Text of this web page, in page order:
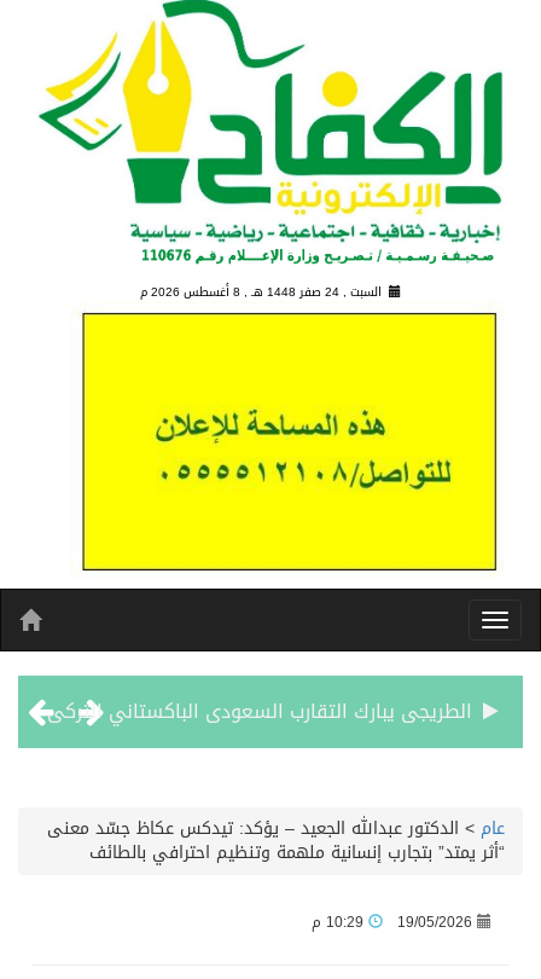
السبت , 24 صفر 1448 هـ , 8 أغسطس 2026 م
مشوار العمر يبدا من لبنان
عام > الدكتور عبدالله الجعيد – يؤكد: تيدكس عكاظ جسّد معنى
“أثر يمتد” بتجارب إنسانية ملهمة وتنظيم احترافي بالطائف
19/05/2026